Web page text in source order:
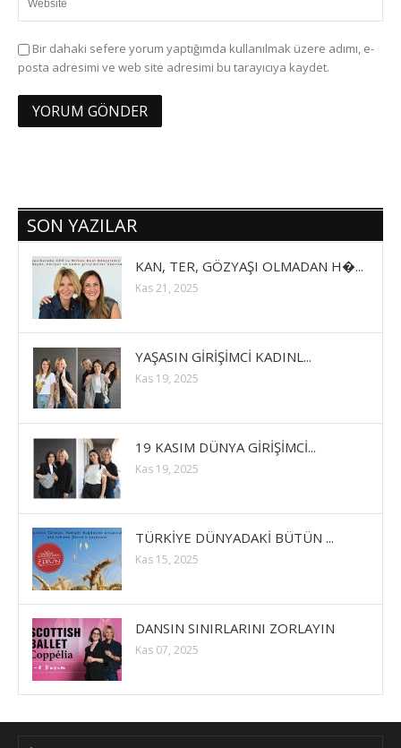
Bir dahaki sefere yorum yaptığımda kullanılmak üzere adımı, e-
posta adresimi ve web site adresimi bu tarayıcıya kaydet.
SON YAZILAR
KAN, TER, GÖZYAŞI OLMADAN H�...
Kas 21, 2025
YAŞASIN GİRİŞİMCİ KADINL...
Kas 19, 2025
19 KASIM DÜNYA GİRİŞİMCİ...
Kas 19, 2025
TÜRKİYE DÜNYADAKİ BÜTÜN ...
Kas 15, 2025
DANSIN SINIRLARINI ZORLAYIN
Kas 07, 2025